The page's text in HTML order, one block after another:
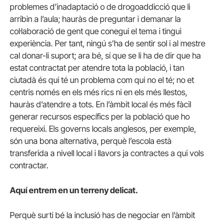
problemes d’inadaptació o de drogoaddicció que li
arribin a l’aula; hauràs de preguntar i demanar la
col·laboració de gent que conegui el tema i tingui
experiència. Per tant, ningú s’ha de sentir sol i al mestre
cal donar-li suport; ara bé, sí que se li ha de dir que ha
estat contractat per atendre tota la població, i tan
ciutadà és qui té un problema com qui no el té; no et
centris només en els més rics ni en els més llestos,
hauràs d’atendre a tots. En l’àmbit local és més fàcil
generar recursos específics per la població que ho
requereixi. Els governs locals anglesos, per exemple,
són una bona alternativa, perquè l’escola està
transferida a nivell local i llavors ja contractes a qui vols
contractar.
Aquí entrem en un terreny delicat.
Perquè surti bé la inclusió has de negociar en l’àmbit